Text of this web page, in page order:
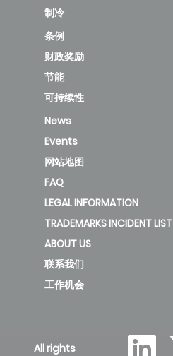
制冷
条例
财政奖励
节能
可持续性
News
Events
网站地图
FAQ
LEGAL INFORMATION
TRADEMARKS INCIDENT LIST
ABOUT US
联系我们
工作机会
All rights